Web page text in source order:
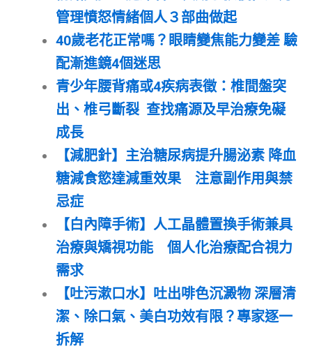
管理憤怒情緒個人３部曲做起
40歲老花正常嗎？眼睛變焦能力變差 驗
配漸進鏡4個迷思
青少年腰背痛或4疾病表徵：椎間盤突
出、椎弓斷裂 查找痛源及早治療免礙
成長
【減肥針】主治糖尿病提升腸泌素 降血
糖減食慾達減重效果 注意副作用與禁
忌症
【白內障手術】人工晶體置換手術兼具
治療與矯視功能 個人化治療配合視力
需求
【吐污漱口水】吐出啡色沉澱物 深層清
潔、除口氣、美白功效有限？專家逐一
拆解